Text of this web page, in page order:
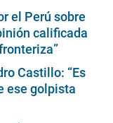
el Perú sobre
calificada
Castillo: “Es
ese golpista